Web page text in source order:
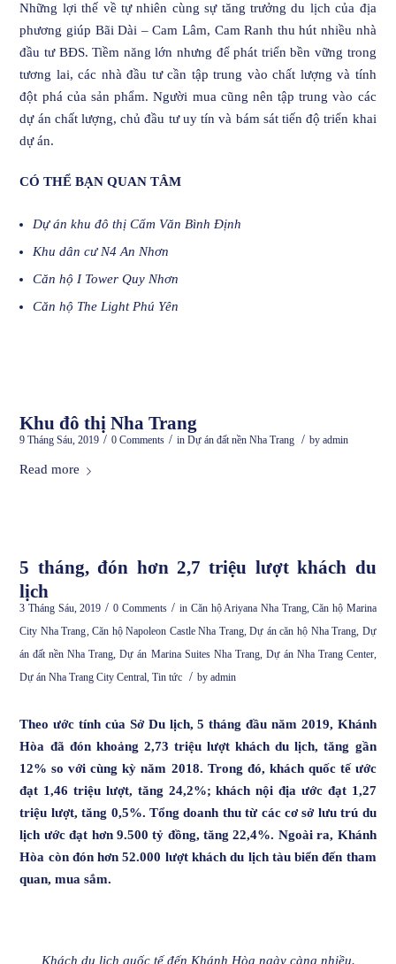
Những lợi thế về tự nhiên cùng sự tăng trưởng du lịch của địa
phương giúp Bãi Dài – Cam Lâm, Cam Ranh thu hút nhiều nhà
đầu tư BĐS. Tiềm năng lớn nhưng để phát triển bền vững trong
tương lai, các nhà đầu tư cần tập trung vào chất lượng và tính
đột phá của sản phẩm. Người mua cũng nên tập trung vào các
dự án chất lượng, chủ đầu tư uy tín và bám sát tiến độ triển khai
dự án.
CÓ THỂ BẠN QUAN TÂM
Dự án khu đô thị Cẩm Văn Bình Định
Khu dân cư N4 An Nhơn
Căn hộ I Tower Quy Nhơn
Căn hộ The Light Phú Yên
Khu đô thị Nha Trang
9 Tháng Sáu, 2019 / 0 Comments / inDự án đất nền Nha Trang / byadmin
Read more
5 tháng, đón hơn 2,7 triệu lượt khách du
lịch
3 Tháng Sáu, 2019 / 0 Comments / in Căn hộ Ariyana Nha Trang,Căn hộ Marina
City Nha Trang ,Căn hộ Napoleon Castle Nha Trang,Dự án căn hộ Nha Trang Dự
án đất nền Nha Trang ,Dự án Marina Suites Nha Trang, Dự án Nha Trang Center,
Dự án Nha Trang City Central ,Tin tức / byadmin
Theo ước tính của Sở Du lịch, 5 tháng đầu năm 2019, Khánh
Hòa đã đón khoảng 2,73 triệu lượt khách du lịch, tăng gần
12% so với cùng kỳ năm 2018. Trong đó, khách quốc tế ước
đạt 1,46 triệu lượt, tăng 24,2%; khách nội địa ước đạt 1,27
triệu lượt, tăng 0,5%.Tổng doanh thu từ các cơ sở lưu trú du
lịch ước đạt hơn 9.500 tỷ đồng, tăng 22,4%. Ngoài ra, Khánh
Hòa còn đón hơn 52.000 lượt khách du lịch tàu biển đến tham
quan, mua sắm.
Khách du lịch quốc tế đến Khánh Hòa ngày càng nhiều.